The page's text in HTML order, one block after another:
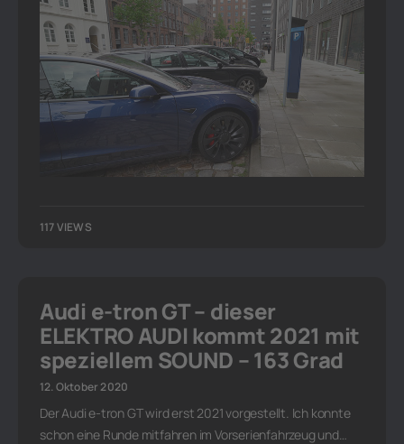
117 VIEWS
Audi e-tron GT – dieser
ELEKTRO AUDI kommt 2021 mit
speziellem SOUND – 163 Grad
12. Oktober 2020
Der Audi e-tron GT wird erst 2021 vorgestellt. Ich konnte
schon eine Runde mitfahren im Vorserienfahrzeug und…